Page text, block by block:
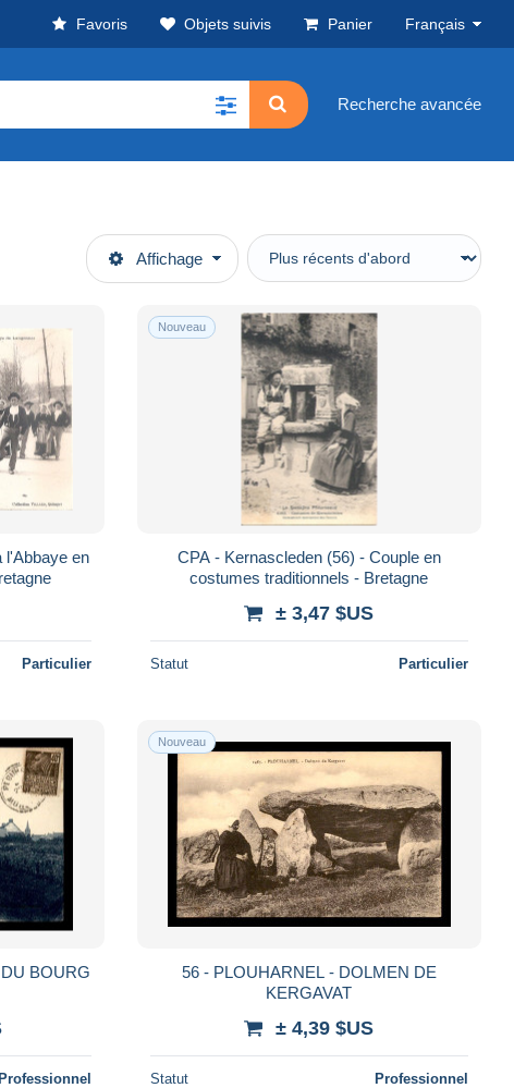
Favoris Objets suivis Panier Français
Recherche avancée
Affichage
l'Abbaye en
Particulier
Nouveau
CPA - Kernascleden (56) - Couple en
costumes traditionnels - Bretagne
± 3,47 $US
Statut Particulier
BOURG
Professionnel
Nouveau
56 - PLOUHARNEL - DOLMEN DE
KERGAVAT
± 4,39 $US
Statut Professionnel